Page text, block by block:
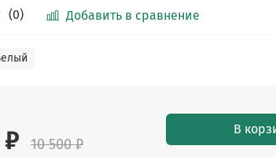
(0) Добавить в сравнение
10 500 ₽
В